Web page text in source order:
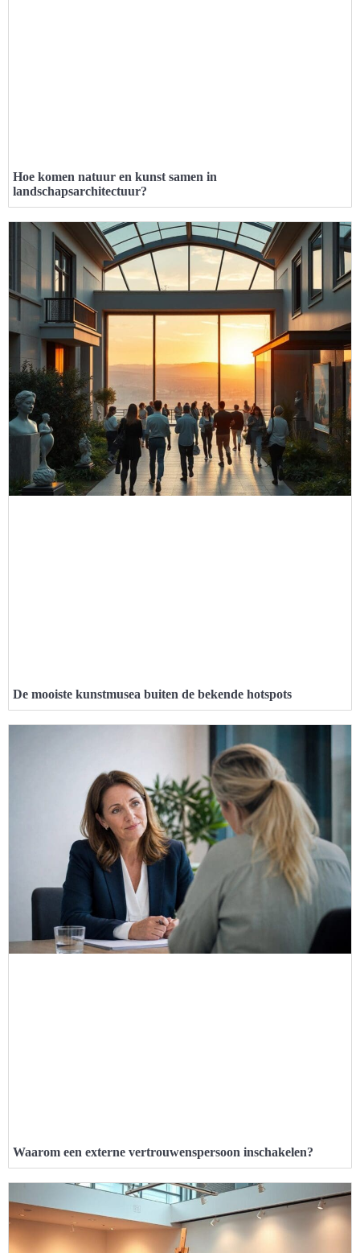
Hoe komen natuur en kunst samen in
landschapsarchitectuur?
De mooiste kunstmusea buiten de bekende hotspots
Waarom een externe vertrouwenspersoon inschakelen?